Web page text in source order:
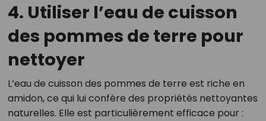
4. Utiliser l’eau de cuisson
des pommes de terre pour
nettoyer
L’eau de cuisson des pommes de terre est riche en
amidon, ce qui lui confère des propriétés nettoyantes
naturelles. Elle est particulièrement efficace pour :